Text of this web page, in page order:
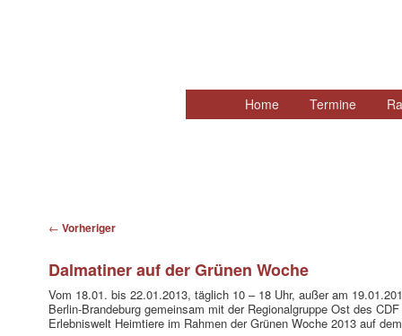
Zum
Home Termine
Beitragsnavigation
← Vorheriger
Dalmatiner auf der Grünen Woche
Vom 18.01. bis 22.01.2013, täglich 10 – 18 Uhr, außer am
Berlin-Brandeburg gemeinsam mit der Regionalgruppe Ost des
Erlebniswelt Heimtiere im Rahmen der Grünen Woche 2013 auf